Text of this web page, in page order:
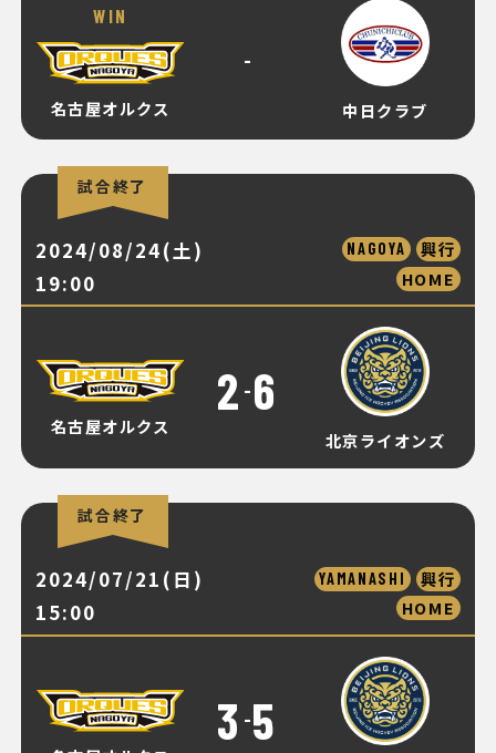
WIN
名古屋オルクス
-
中日クラブ
試合終了
2024/08/24(土)
19:00
NAGOYA
興行
HOME
名古屋オルクス
2 - 6
北京ライオンズ
試合終了
2024/07/21(日)
15:00
YAMANASHI
興行
HOME
3 -5